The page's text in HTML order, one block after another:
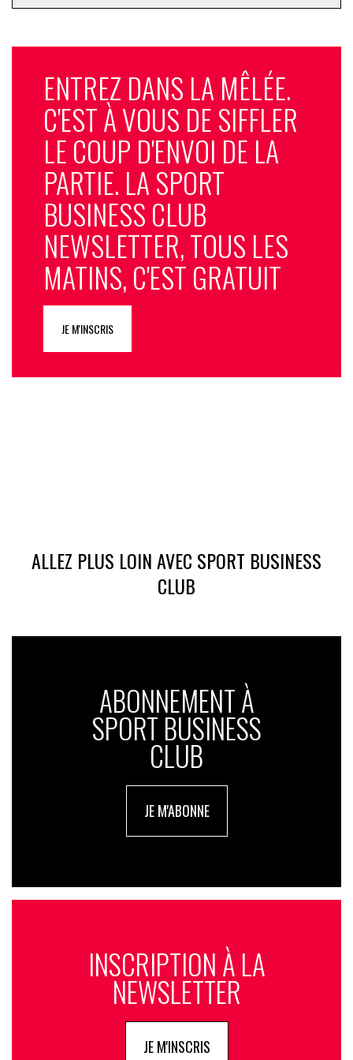
ENTREZ DANS LA MÊLÉE.
C'EST À VOUS DE SIFFLER
LE COUP D'ENVOI DE LA
PARTIE. LA SPORT
BUSINESS CLUB
NEWSLETTER, TOUS LES
MATINS, C'EST GRATUIT
JE M'INSCRIS
ALLEZ PLUS LOIN AVEC SPORT BUSINESS
CLUB
ABONNEMENT À
SPORT BUSINESS
CLUB
JE M'ABONNE
INSCRIPTION À LA
NEWSLETTER
JE M'INSCRIS